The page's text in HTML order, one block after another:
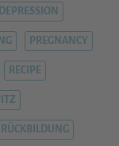
PREGNANCY
RECIPE
RÜCKBILDUNG